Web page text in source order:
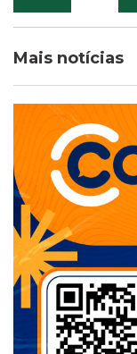
Mais notícias